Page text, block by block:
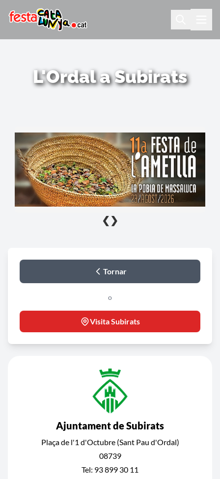
L'Ordal a Subirats
❮ ❯
Tornar
o
Visita Subirats
Ajuntament de Subirats
Plaça de l'1 d'Octubre (Sant Pau d'Ordal)
08739
Tel: 93 899 30 11